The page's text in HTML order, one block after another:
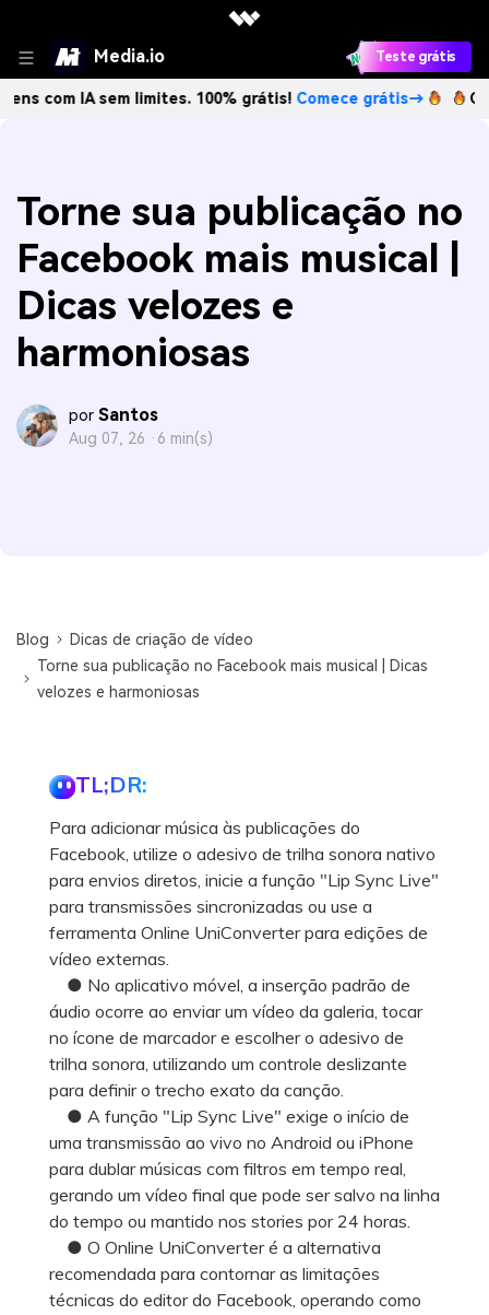
Media.io Teste grátis
IA sem limites. 100% grátis! Comece grátis→ Crie
Torne sua publicação no
Facebook mais musical |
Dicas velozes e
harmoniosas
por Santos
Aug 07, 26 · 6 min(s)
Blog
Dicas de criação de vídeo
Torne sua publicação no Facebook mais musical | Dicas
velozes e harmoniosas
TL;DR:
Para adicionar música às publicações do
Facebook, utilize o adesivo de trilha sonora nativo
para envios diretos, inicie a função "Lip Sync Live"
para transmissões sincronizadas ou use a
ferramenta Online UniConverter para edições de
vídeo externas.
● No aplicativo móvel, a inserção padrão de
áudio ocorre ao enviar um vídeo da galeria, tocar
no ícone de marcador e escolher o adesivo de
trilha sonora, utilizando um controle deslizante
para definir o trecho exato da canção.
● A função "Lip Sync Live" exige o início de
uma transmissão ao vivo no Android ou iPhone
para dublar músicas com filtros em tempo real,
gerando um vídeo final que pode ser salvo na linha
do tempo ou mantido nos stories por 24 horas.
● O Online UniConverter é a alternativa
recomendada para contornar as limitações
técnicas do editor do Facebook, operando como